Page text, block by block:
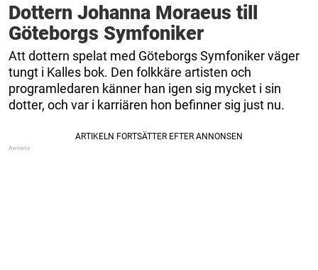
Dottern Johanna Moraeus till
Göteborgs Symfoniker
Att dottern spelat med Göteborgs Symfoniker väger
tungt i Kalles bok. Den folkkäre artisten och
programledaren känner han igen sig mycket i sin
dotter, och var i karriären hon befinner sig just nu.